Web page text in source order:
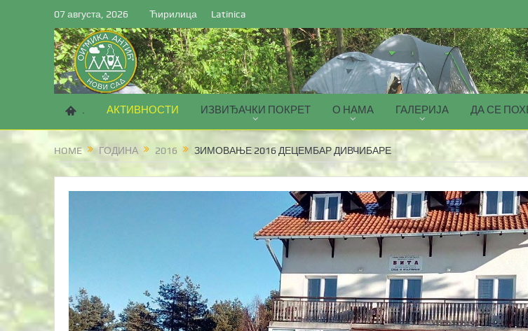
07 августа, 2026 Ћирилица Latinica
. АКТИВНОСТИ ИЗВИЂАЧКИ ПОКРЕТ О НАМА ГАЛЕРИЈА ДА СЕ
HOME ГОДИНА 2016 ЗИМОВАЊЕ 2016 ДЕЦЕМБАР ДИВЧИБАРЕ